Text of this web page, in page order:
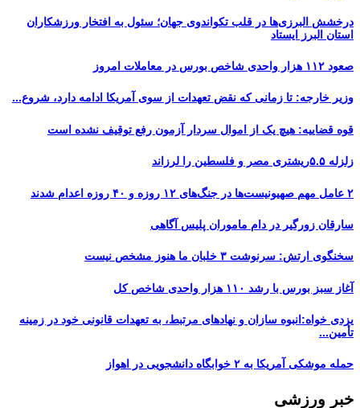
درخشش البرزی‌ها در قلب تکواندوی جهان؛ سئول به افتخار ورزشکاران
استان البرز ایستاد
صعود ۱۱۲ هزار واحدی شاخص بورس در معاملات امروز
وزیر خارجه: تا زمانی که نقض تعهدات از سوی آمریکا ادامه دارد، شروع...
قوه قضاییه: هیچ یک از اموال سردار آزمون رفع توقیف نشده است
زلزله ۵.۵ریشتری مصر و فلسطین را لرزاند
۲ عامل مهم صهیونیست‌ها در جنگ‌های ۱۲ روزه و ۴۰ روزه اعدام شدند
سارقان زورگیر در دام ماموران پلیس آگاهی
سخنگوی ارتش: سرنوشت ۳ خلبان ما هنوز مشخص نیست
آغاز سبز بورس با رشد ۱۱۰ هزار واحدی شاخص کل
یزدی خواه:انبوه سازان و نهادهای مرتبط، به تعهدات قانونی خود در زمینه
تأمین...
حمله موشکی آمریکا به ۲ خوابگاه دانشجویی در اهواز
خبر ورزشی